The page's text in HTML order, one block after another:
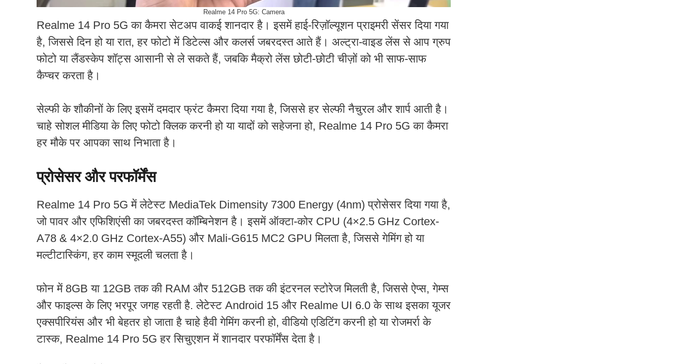
Realme 14 Pro 5G: Camera
Realme 14 Pro 5G का कैमरा सेटअप वाकई शानदार है। इसमें हाई-रिज़ॉल्यूशन प्राइमरी सेंसर दिया गया
है, जिससे दिन हो या रात, हर फोटो में डिटेल्स और कलर्स जबरदस्त आते हैं। अल्ट्रा-वाइड लेंस से आप ग्रुप
फोटो या लैंडस्केप शॉट्स आसानी से ले सकते हैं, जबकि मैक्रो लेंस छोटी-छोटी चीज़ों को भी साफ-साफ
कैप्चर करता है।
सेल्फी के शौकीनों के लिए इसमें दमदार फ्रंट कैमरा दिया गया है, जिससे हर सेल्फी नैचुरल और शार्प आती है।
चाहे सोशल मीडिया के लिए फोटो क्लिक करनी हो या यादों को सहेजना हो, Realme 14 Pro 5G का कैमरा
हर मौके पर आपका साथ निभाता है।
प्रोसेसर और परफॉर्मेंस
Realme 14 Pro 5G में लेटेस्ट MediaTek Dimensity 7300 Energy (4nm) प्रोसेसर दिया गया है,
जो पावर और एफिशिएंसी का जबरदस्त कॉम्बिनेशन है। इसमें ऑक्टा-कोर CPU (4×2.5 GHz Cortex-
A78 & 4×2.0 GHz Cortex-A55) और Mali-G615 MC2 GPU मिलता है, जिससे गेमिंग हो या
मल्टीटास्किंग, हर काम स्मूदली चलता है।
फोन में 8GB या 12GB तक की RAM और 512GB तक की इंटरनल स्टोरेज मिलती है, जिससे ऐप्स, गेम्स
और फाइल्स के लिए भरपूर जगह रहती है. लेटेस्ट Android 15 और Realme UI 6.0 के साथ इसका यूजर
एक्सपीरियंस और भी बेहतर हो जाता है चाहे हैवी गेमिंग करनी हो, वीडियो एडिटिंग करनी हो या रोजमर्रा के
टास्क, Realme 14 Pro 5G हर सिचुएशन में शानदार परफॉर्मेंस देता है।